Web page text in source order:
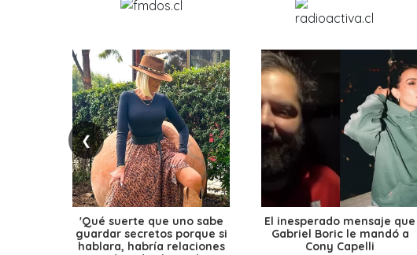
❮
'Qué suerte que uno sabe
guardar secretos porque si
hablara, habría relaciones
El inesperado mensaje que
Gabriel Boric le mandó a
Cony Capelli